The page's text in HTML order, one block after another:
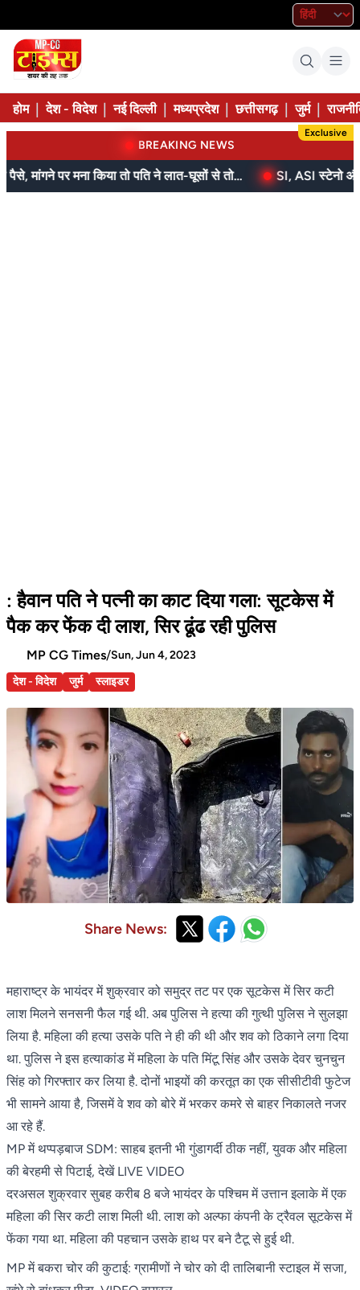
होम देश - विदेश नई दिल्ली मध्यप्रदेश छत्तीसगढ़ जुर्म
BREAKING NEWS
Exclusive
बेटे ने मां को दिए थे पैसे, मांगने पर मना किया तो पति ने लात-घूसों से तोड़ी तिल्ली; गिरफ्तार
: हैवान पति ने पत्नी का काट दिया गला: सूटकेस में
पैक कर फेंक दी लाश, सिर ढूंढ रही पुलिस
MP CG Times/Sun, Jun 4, 2023
देश - विदेश
जुर्म स्लाइडर
Share News:
महाराष्ट्र के भायंदर में शुक्रवार को समुद्र तट पर एक सूटकेस में सिर कटी
लाश मिलने सनसनी फैल गई थी. अब पुलिस ने हत्या की गुत्थी पुलिस ने सुलझा
लिया है. महिला की हत्या उसके पति ने ही की थी और शव को ठिकाने लगा दिया
था. पुलिस ने इस हत्याकांड में महिला के पति मिंटू सिंह और उसके देवर चुनचुन
सिंह को गिरफ्तार कर लिया है. दोनों भाइयों की करतूत का एक सीसीटीवी फुटेज
भी सामने आया है, जिसमें वे शव को बोरे में भरकर कमरे से बाहर निकालते नजर
आ रहे हैं.
MP में थप्पड़बाज SDM: साहब इतनी भी गुंडागर्दी ठीक नहीं, युवक और महिला
की बेरहमी से पिटाई, देखें LIVE VIDEO
दरअसल शुक्रवार सुबह करीब 8 बजे भायंदर के पश्चिम में उत्तान इलाके में एक
महिला की सिर कटी लाश मिली थी. लाश को अल्फा कंपनी के ट्रैवल सूटकेस में
फेंका गया था. महिला की पहचान उसके हाथ पर बने टैटू से हुई थी.
MP में बकरा चोर की कुटाई: ग्रामीणों ने चोर को दी तालिबानी स्टाइल में सजा,